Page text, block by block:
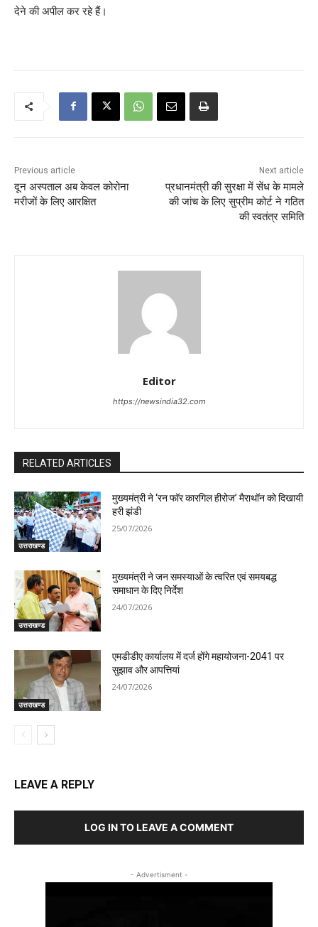
देने की अपील कर रहे हैं।
Previous article
दून अस्पताल अब केवल कोरोना
मरीजों के लिए आरक्षित
Next article
प्रधानमंत्री की सुरक्षा में सेंध के मामले
की जांच के लिए सुप्रीम कोर्ट ने गठित
की स्वतंत्र समिति
Editor
https://newsindia32.com
RELATED ARTICLES
उत्तराखण्ड
मुख्यमंत्री ने ‘रन फॉर कारगिल हीरोज’ मैराथॉन को दिखायी
हरी झंडी
25/07/2026
उत्तराखण्ड
मुख्यमंत्री ने जन समस्याओं के त्वरित एवं समयबद्ध
समाधान के दिए निर्देश
24/07/2026
उत्तराखण्ड
एमडीडीए कार्यालय में दर्ज होंगे महायोजना-2041 पर
सुझाव और आपत्तियां
24/07/2026
LEAVE A REPLY
LOG IN TO LEAVE A COMMENT
- Advertisment -